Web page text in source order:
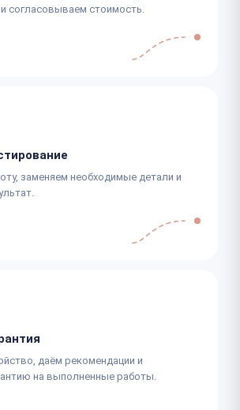
согласовываем стоимость.
заменяем необходимые детали и
даём рекомендации и
на выполненные работы.